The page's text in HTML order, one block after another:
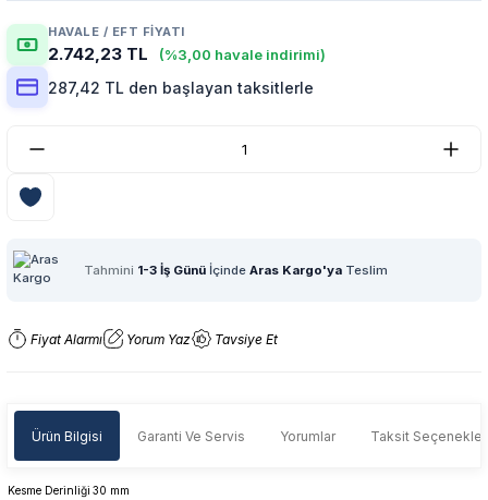
HAVALE / EFT FIYATI
2.742,23 TL (%3,00 havale indirimi)
287,42 TL den başlayan taksitlerle
Tahmini 1-3 İş Günü İçinde Aras Kargo'ya Teslim
Fiyat Alarmı Yorum Yaz Tavsiye Et
Ürün Bilgisi Garanti Ve Servis Yorumlar Taksit
Kesme Derinliği 30 mm